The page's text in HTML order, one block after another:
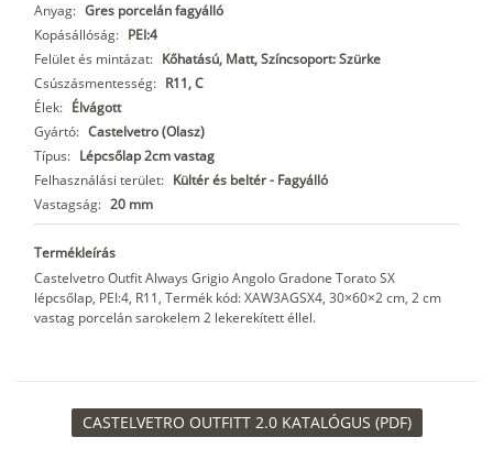
Anyag: Gres porcelán fagyálló
Kopásállóság: PEI:4
Felület és mintázat: Kőhatású, Matt, Színcsoport: Szürke
Csúszásmentesség: R11, C
Élek: Élvágott
Gyártó: Castelvetro (Olasz)
Típus: Lépcsőlap 2cm vastag
Felhasználási terület: Kültér és beltér - Fagyálló
Vastagság: 20 mm
Termékleírás
Castelvetro Outfit Always Grigio Angolo Gradone Torato SX
lépcsőlap, PEI:4, R11, Termék kód: XAW3AGSX4, 30×60×2 cm, 2 cm
vastag porcelán sarokelem 2 lekerekített éllel.
CASTELVETRO OUTFITT 2.0 KATALÓGUS (PDF)